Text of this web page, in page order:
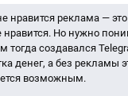
нравится реклама —
Но нужно
тогда создавался
денег, а без рекламы
возможным.